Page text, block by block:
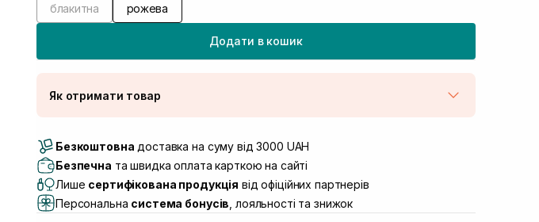
блакитна рожева
Додати в кошик
Як отримати товар
Самовивіз м. Луцьк, вул. Винниченка 4
Самовивіз м. Львів, вул. Академіка Підстригача, 1В
(Duck’s Lake)
Самовивіз м. Львів, вул. Івана Франка 36
Самовивіз м. Львів, вул. Степана Бандери 45 Немає в наявності!
Безкоштовна доставка на суму від 3000 UAH
Безпечна та швидка оплата карткою на сайті
Лише сертифікована продукція від офіційних партнерів
Персональна система бонусів , лояльності та знижок